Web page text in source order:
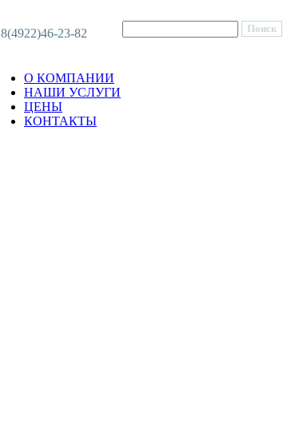
8(4922)46-23-82
О КОМПАНИИ
НАШИ УСЛУГИ
ЦЕНЫ
КОНТАКТЫ